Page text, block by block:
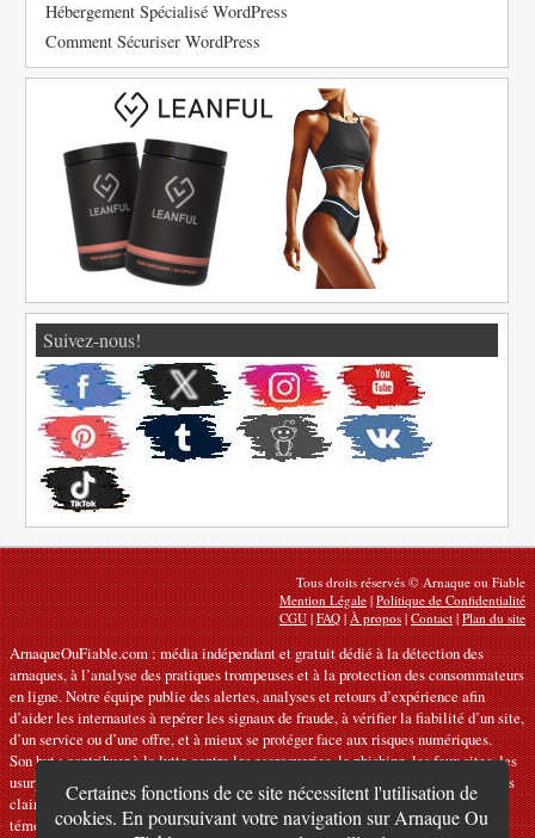
Certaines fonctions de ce site nécessitent l'utilisation de
cookies. En poursuivant votre navigation sur Arnaque Ou
Hébergement Spécialisé WordPress
Comment Sécuriser WordPress
Suivez-nous!
Tous droits réservés © Arnaque ou Fiable
Mention Légale|Politique de Confidentialité
CGU|FAQ|À propos|Contact|Plan du site
ArnaqueOuFiable.com : média indépendant et gratuit dédié à la détection des
arnaques, à l’analyse des pratiques trompeuses et à la protection des consommateurs
en ligne. Notre équipe publie des alertes, analyses et retours d’expérience afin
d’aider les internautes à repérer les signaux de fraude, à vérifier la fiabilité d’un site,
d’un service ou d’une offre, et à mieux se protéger face aux risques numériques.
Son but : contribuer à la lutte contre les escroqueries, le phishing, les faux sites, les
usurpations et les manipulations commerciales en ligne, en proposant des contenus
clairs, rigoureux et utiles, fondés sur l’analyse de signaux vérifiables, de
témoignages et de sources fiables.